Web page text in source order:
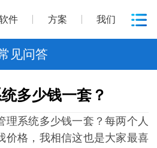
件 方案 我们
见问答
多少钱一套？
理系统多少钱一套？每两个人
价格，我相信这也是大家最喜